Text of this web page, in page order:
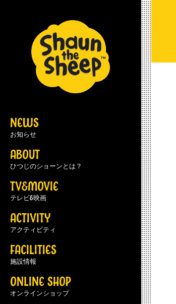
NEWS
お知らせ
ABOUT
ひつじのショーンとは？
TV&MOVIE
テレビ&映画
ACTIVITY
アクティビティ
FACILITIES
施設情報
ONLINE SHOP
オンラインショップ